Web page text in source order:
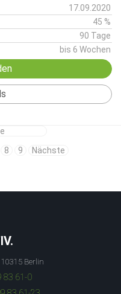
17.09.2020
45 %
90 Tage
bis 6 Wochen
8 9 Nächste
Berlin
83 61-0